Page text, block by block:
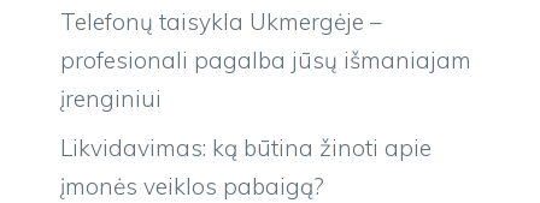
Telefonų taisykla Ukmergėje –
profesionali pagalba jūsų išmaniajam
įrenginiui
Likvidavimas: ką būtina žinoti apie
įmonės veiklos pabaigą?